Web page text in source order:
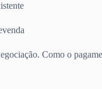
Como o